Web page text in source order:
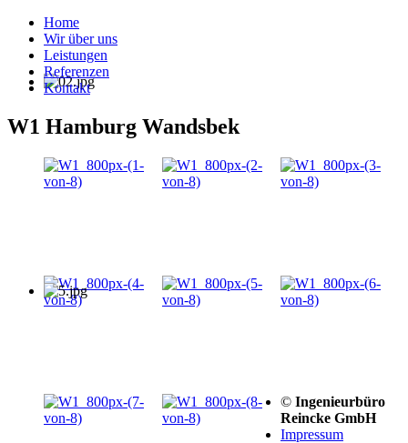
Home
Wir über uns
Leistungen
Referenzen
Kontakt
W1 Hamburg Wandsbek
© Ingenieurbüro
Reincke GmbH
Impressum